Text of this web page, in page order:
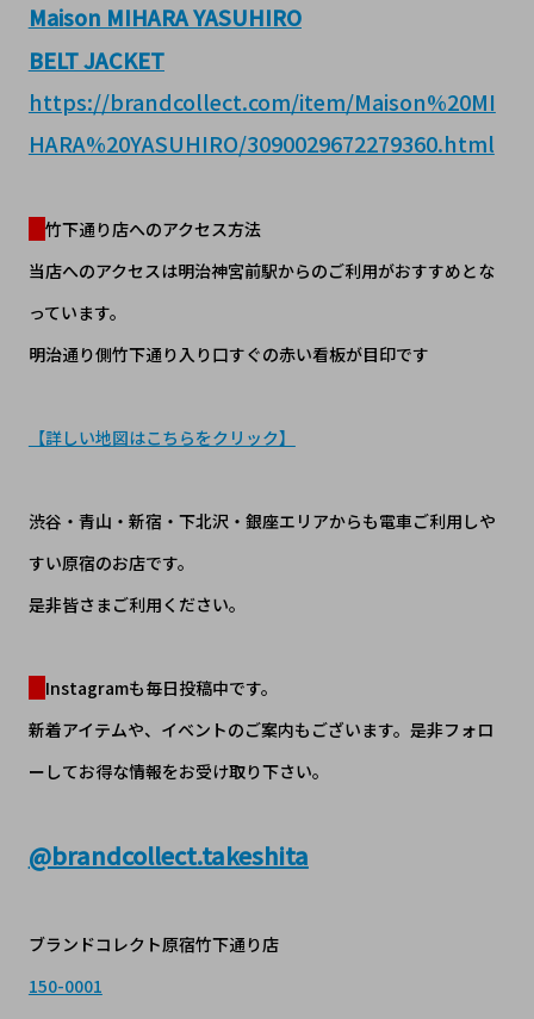
Maison MIHARA YASUHIRO
BELT JACKET
https://brandcollect.com/item/Maison%20MI
HARA%20YASUHIRO/3090029672279360.html
竹下通り店へのアクセス方法
当店へのアクセスは明治神宮前駅からのご利用がおすすめとな
っています。
明治通り側竹下通り入り口すぐの赤い看板が目印です
【詳しい地図はこちらをクリック】
渋谷・青山・新宿・下北沢・銀座エリアからも電車ご利用しや
すい原宿のお店です。
是非皆さまご利用ください。
Instagramも毎日投稿中です。
新着アイテムや、イベントのご案内もございます。是非フォロ
ーしてお得な情報をお受け取り下さい。
@brandcollect.takeshita
ブランドコレクト原宿竹下通り店
150-0001